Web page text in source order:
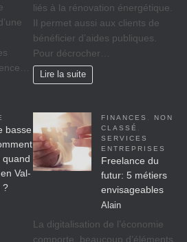
liés à la rénovation énergétique.
Il permet aussi aux clients de
bénéficier d’aides publiques.
Pour décrocher…
Lire la suite
basse
quand
Val-
?
FINANCES
NON
CLASSÉ
SERVICES
ENTREPRISES
Freelance du
futur: 5 métiers
envisageables
Alain
La digitalisation de l’économie
comporte beaucoup d’éléments